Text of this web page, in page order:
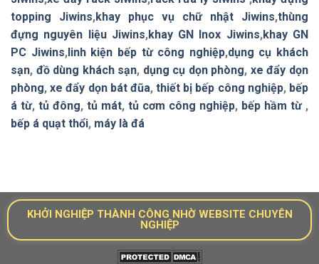
topping Jiwins,khay phục vụ chữ nhật Jiwins,thùng
đựng nguyên liệu Jiwins,khay GN Inox Jiwins,khay GN
PC Jiwins,linh kiện bếp từ công nghiệp,dụng cụ khách
sạn, đồ dùng khách sạn, dụng cụ dọn phòng, xe đẩy dọn
phòng,xe đẩy dọn bát đũa,thiết bị bếp công nghiệp, bếp
á từ, tủ đông, tủ mát, tủ cơm công nghiệp, bếp hầm từ,
bếp á quạt thổi, máy là đá
KHỞI NGHIỆP THÀNH CÔNG NHỜ WEBSITE CHUYÊN
NGHIỆP